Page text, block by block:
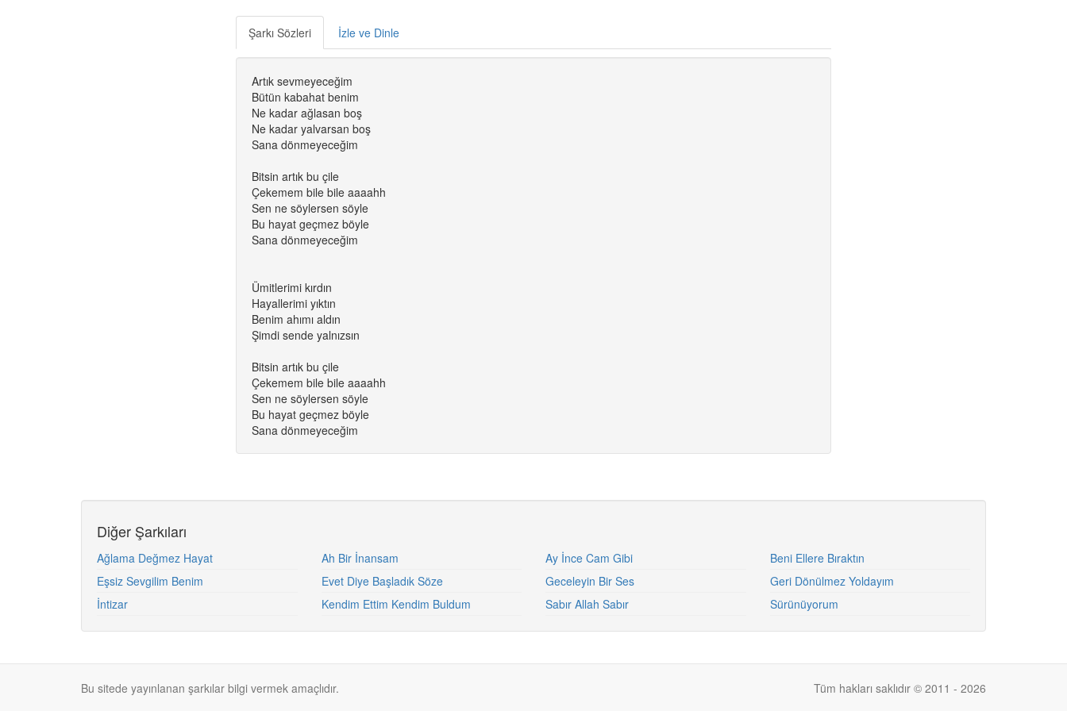
Şarkı Sözleri İzle ve Dinle
Artık sevmeyeceğim
Bütün kabahat benim
Ne kadar ağlasan boş
Ne kadar yalvarsan boş
Sana dönmeyeceğim
Bitsin artık bu çile
Çekemem bile bile aaaahh
Sen ne söylersen söyle
Bu hayat geçmez böyle
Sana dönmeyeceğim
Ümitlerimi kırdın
Hayallerimi yıktın
Benim ahımı aldın
Şimdi sende yalnızsın
Bitsin artık bu çile
Çekemem bile bile aaaahh
Sen ne söylersen söyle
Bu hayat geçmez böyle
Sana dönmeyeceğim
Diğer Şarkıları
Ağlama Değmez Hayat Ah Bir İnansam Ay İnce Cam Gibi
Beni Ellere Bıraktın
Eşsiz Sevgilim Benim
Evet Diye Başladık Söze Geceleyin Bir Ses
Geri Dönülmez Yoldayım
İntizar
Kendim Ettim Kendim Buldum Sabır Allah Sabır Sürünüyorum
Tüm hakları saklıdır © 2011 - 2026
Bu sitede yayınlanan şarkılar bilgi vermek amaçlıdır.